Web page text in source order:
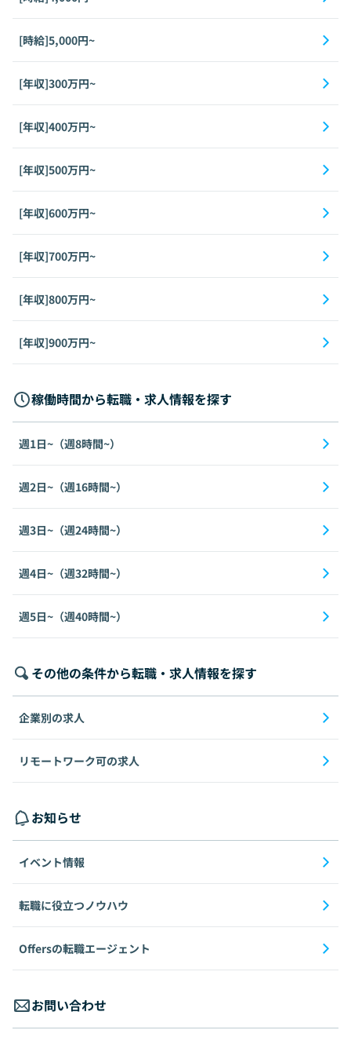
[時給]5,000円~
[年収]300万円~
[年収]400万円~
[年収]500万円~
[年収]600万円~
[年収]700万円~
[年収]800万円~
[年収]900万円~
稼働時間から転職・求人情報を探す
週1日~（週8時間~）
週2日~（週16時間~）
週3日~（週24時間~）
週4日~（週32時間~）
週5日~（週40時間~）
その他の条件から転職・求人情報を探す
企業別の求人
リモートワーク可の求人
お知らせ
イベント情報
転職に役立つノウハウ
Offersの転職エージェント
お問い合わせ